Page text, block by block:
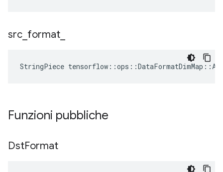
src format
StringPiece
Funzioni pubbliche
DstFormat